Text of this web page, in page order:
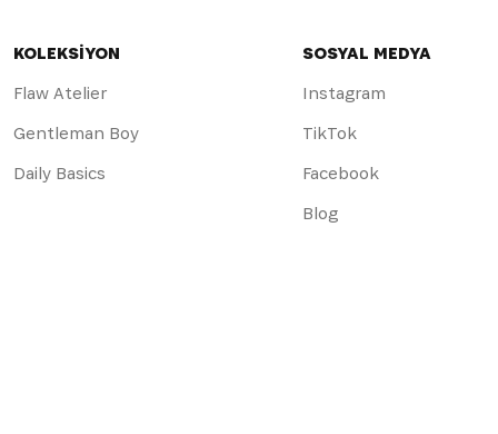
KOLEKSİYON
Flaw Atelier
Gentleman Boy
Daily Basics
SOSYAL MEDYA
Instagram
TikTok
Facebook
Blog